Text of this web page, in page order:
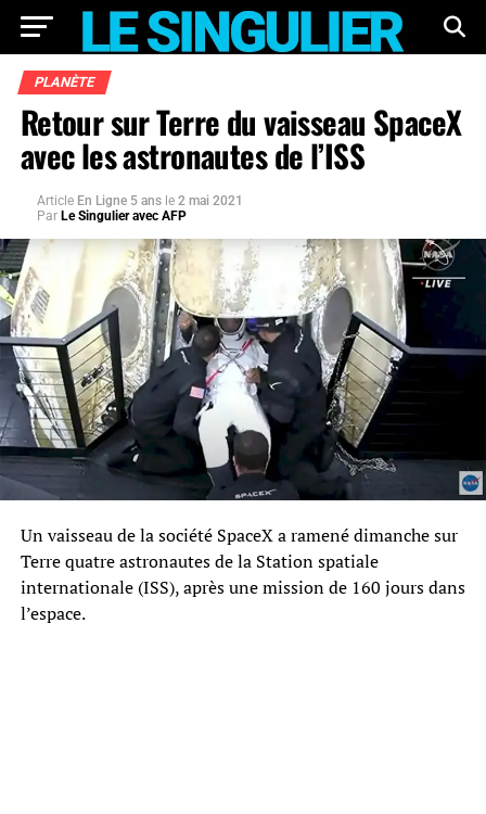
PLANÈTE
Retour sur Terre du vaisseau SpaceX
avec les astronautes de l’ISS
Article En Ligne 5 ans le 2 mai 2021
Par Le Singulier avec AFP
Un vaisseau de la société SpaceX a ramené dimanche sur
Terre quatre astronautes de la Station spatiale
internationale (ISS), après une mission de 160 jours dans
l’espace.